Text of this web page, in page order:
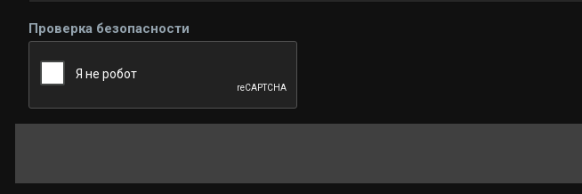
Проверка безопасности